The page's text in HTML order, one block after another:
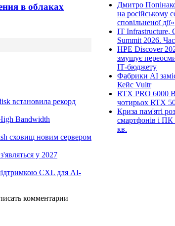
в облаках
встановила рекорд
Bandwidth
сховищ новим сервером
у 2027
CXL для AI-
комментарии
Дмитро
на російському
сповільненої дії»
IT Infrastructure,
Summit 2026.
HPE Discover
змушує
ІТ-бюджету
Фабрики AI
Кейс Vultr
RTX PRO 6000
чотирьох RTX
Криза пам'яті
смартфонів і ПК
кв.